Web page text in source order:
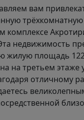
вам
трёхкомнатную
комплексе
недвижимость
жилую площадь
на третьем этаже
отличному